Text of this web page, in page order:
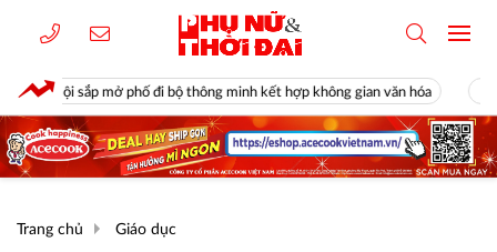
bộ thông minh kết hợp không gian văn hóa Phong tỏa khu vực,
Trang chủ Giáo dục